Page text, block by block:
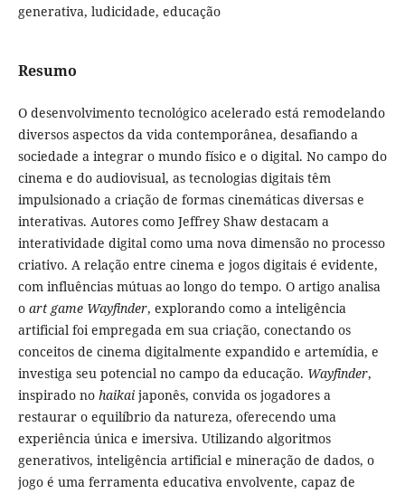
generativa, ludicidade, educação
Resumo
O desenvolvimento tecnológico acelerado está remodelando
diversos aspectos da vida contemporânea, desafiando a
sociedade a integrar o mundo físico e o digital. No campo do
cinema e do audiovisual, as tecnologias digitais têm
impulsionado a criação de formas cinemáticas diversas e
interativas. Autores como Jeffrey Shaw destacam a
interatividade digital como uma nova dimensão no processo
criativo. A relação entre cinema e jogos digitais é evidente,
com influências mútuas ao longo do tempo. O artigo analisa
o art game Wayfinder, explorando como a inteligência
artificial foi empregada em sua criação, conectando os
conceitos de cinema digitalmente expandido e artemídia, e
investiga seu potencial no campo da educação. Wayfinder,
inspirado no haikaijaponês, convida os jogadores a
restaurar o equilíbrio da natureza, oferecendo uma
experiência única e imersiva. Utilizando algoritmos
generativos, inteligência artificial e mineração de dados, o
jogo é uma ferramenta educativa envolvente, capaz de